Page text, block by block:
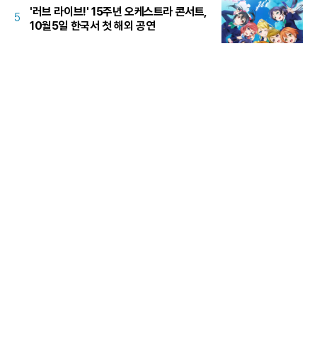
5
'러브 라이브!' 15주년 오케스트라 콘서트,
10월5일 한국서 첫 해외 공연